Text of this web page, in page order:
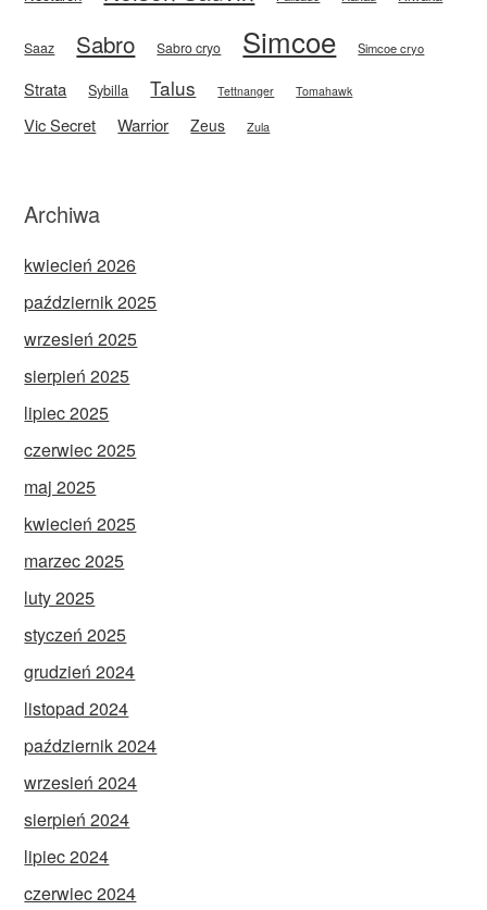
Saaz Sabro Sabro cryo Simcoe Simcoe cryo
Strata Sybilla Talus Tettnanger Tomahawk
Vic Secret Warrior Zeus Zula
Archiwa
kwiecień 2026
październik 2025
wrzesień 2025
sierpień 2025
lipiec 2025
czerwiec 2025
maj 2025
kwiecień 2025
marzec 2025
luty 2025
styczeń 2025
grudzień 2024
listopad 2024
październik 2024
wrzesień 2024
sierpień 2024
lipiec 2024
czerwiec 2024